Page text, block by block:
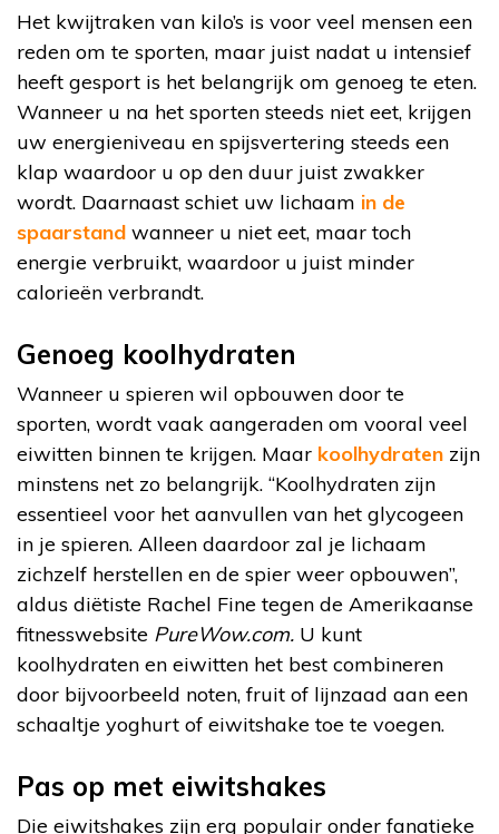
Het kwijtraken van kilo’s is voor veel mensen een
reden om te sporten, maar juist nadat u intensief
heeft gesport is het belangrijk om genoeg te eten.
Wanneer u na het sporten steeds niet eet, krijgen
uw energieniveau en spijsvertering steeds een
klap waardoor u op den duur juist zwakker
wordt. Daarnaast schiet uw lichaam in de
spaarstand wanneer u niet eet, maar toch
energie verbruikt, waardoor u juist minder
calorieën verbrandt.
Genoeg koolhydraten
Wanneer u spieren wil opbouwen door te
sporten, wordt vaak aangeraden om vooral veel
eiwitten binnen te krijgen. Maar koolhydraten zijn
minstens net zo belangrijk. “Koolhydraten zijn
essentieel voor het aanvullen van het glycogeen
in je spieren. Alleen daardoor zal je lichaam
zichzelf herstellen en de spier weer opbouwen”,
aldus diëtiste Rachel Fine tegen de Amerikaanse
fitnesswebsite PureWow.com. U kunt
koolhydraten en eiwitten het best combineren
door bijvoorbeeld noten, fruit of lijnzaad aan een
schaaltje yoghurt of eiwitshake toe te voegen.
Pas op met eiwitshakes
Die eiwitshakes zijn erg populair onder fanatieke